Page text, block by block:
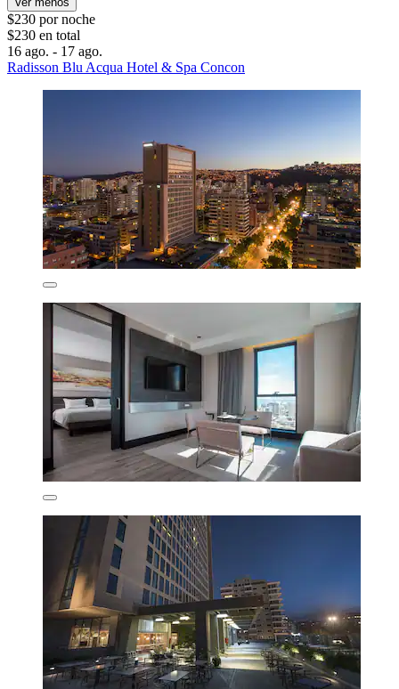
$230 por noche
$230 en total
16 ago. - 17 ago.
Radisson Blu Acqua Hotel & Spa Concon